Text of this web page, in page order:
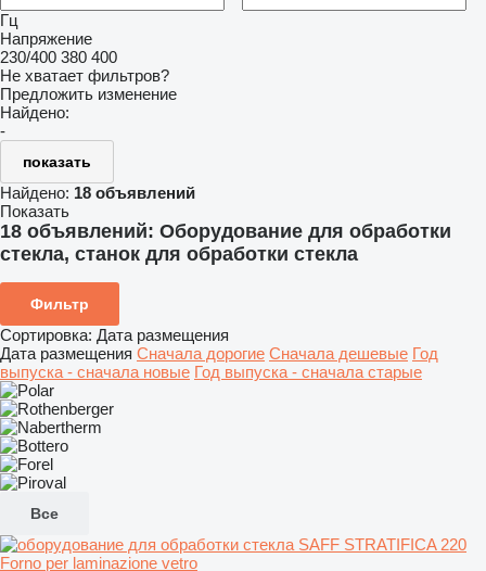
Гц
Напряжение
230/400 380 400
Не хватает фильтров?
Предложить изменение
Найдено:
-
показать
Найдено: 18 объявлений
Показать
18 объявлений: Оборудование для обработки
стекла, станок для обработки стекла
Фильтр
Сортировка: Дата размещения
Дата размещения Сначала дорогие Сначала дешевые Год
выпуска - сначала новые Год выпуска - сначала старые
Все